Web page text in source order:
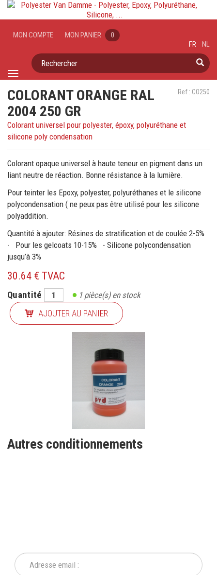
Toggle
MON COMPTE MON PANIER 0
Rechercher
FR NL
Ref : CO250
COLORANT ORANGE RAL
2004 250 GR
Colorant universel pour polyester, époxy, polyuréthane et
silicone poly condensation
Colorant opaque universel à haute teneur en pigment dans un
liant neutre de réaction. Bonne résistance à la lumière.
Pour teinter les Epoxy, polyester, polyuréthanes et le silicone
polycondensation ( ne peux pas être utilisé pour les silicone
polyaddition.
Quantité à ajouter: Résines de stratification et de coulée 2-5%
- Pour les gelcoats 10-15% - Silicone polycondensation
jusqu’à 3%
30.64 € TVAC
Quantité 1pièce(s) en stock
AJOUTER AU PANIER
Autres conditionnements